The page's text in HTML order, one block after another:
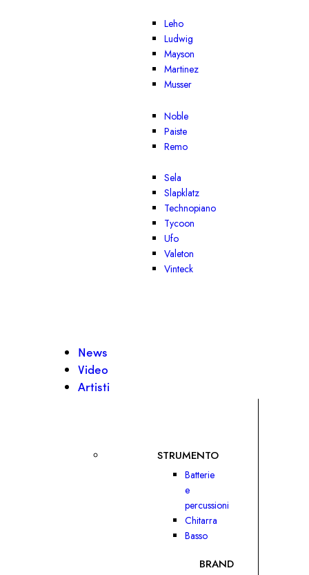
Leho
Ludwig
Mayson
Martinez
Musser
Noble
Paiste
Remo
Sela
Slapklatz
Technopiano
Tycoon
Ufo
Valeton
Vinteck
News
Video
Artisti
STRUMENTO
Batterie
e
percussioni
Chitarra
Basso
BRAND